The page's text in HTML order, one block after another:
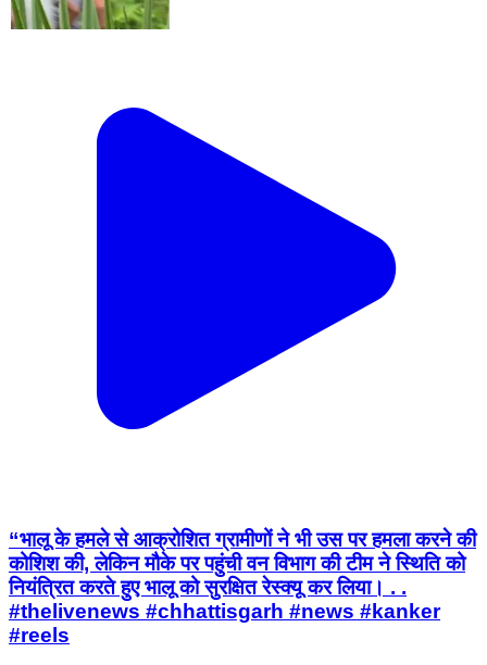
“भालू के हमले से आक्रोशित ग्रामीणों ने भी उस पर हमला करने की
कोशिश की, लेकिन मौके पर पहुंची वन विभाग की टीम ने स्थिति को
नियंत्रित करते हुए भालू को सुरक्षित रेस्क्यू कर लिया। . .
#thelivenews #chhattisgarh #news #kanker
#reels